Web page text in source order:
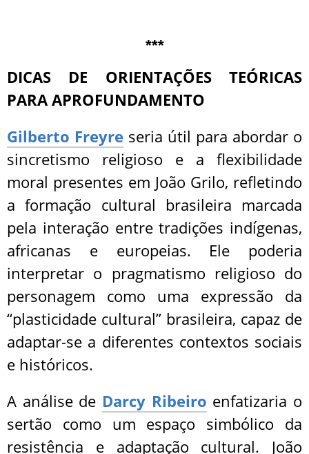
***
DICAS DE ORIENTAÇÕES TEÓRICAS
PARA APROFUNDAMENTO
Gilberto Freyre seria útil para abordar o
sincretismo religioso e a flexibilidade
moral presentes em João Grilo, refletindo
a formação cultural brasileira marcada
pela interação entre tradições indígenas,
africanas e europeias. Ele poderia
interpretar o pragmatismo religioso do
personagem como uma expressão da
“plasticidade cultural” brasileira, capaz de
adaptar-se a diferentes contextos sociais
e históricos.
A análise de Darcy Ribeiro enfatizaria o
sertão como um espaço simbólico da
resistência e adaptação cultural. João